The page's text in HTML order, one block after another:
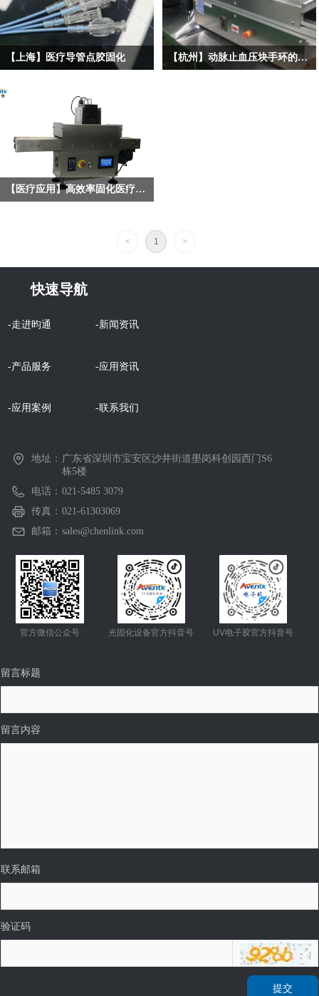
的特点，在医疗器械制造领域发挥着
越来越重要的作用。
UV光固化机利用特定波长的紫外光
（如365nm、395nm等），使医疗器械
发生光化学反应，迅速形成坚固的交
联结构。这种独特的固化技术不仅提
高了生产效率，还确保了医疗器械的
质量和可靠性。
大的材料就适合用UVLED点光源来固
化。
【上海】医疗导管点胶固化
找到昀通科技，咨询了解用于医疗导
管点胶的UVLED光固化设备。客户提
出UVLED固化设备需要满足波段
365nm，十个导管一起胶水快速固
【杭州】动脉止血压块手环的硅胶压块与PC支架粘接固化
【医疗应用】高效率固化医疗器械
端医疗器械产品公司，客户公司在网
上电话联系上昀通科技的销售，并说
且适用流水线工作的光固化设备。
< 1 >
地址： 广东省深圳市宝安区沙井街道壆岗科创园西门S6
栋5楼
电话： 021-5485 3079
传真： 021-61303069
邮箱： sales@chenlink.com
官方微信公众号 光固化设备官方抖音号 UV电子胶官方抖音号
留言标题
留言内容
联系邮箱
验证码
提交
快速导航
-走进昀通
-产品服务
-应用案例
-新闻资讯
-应用资讯
-联系我们